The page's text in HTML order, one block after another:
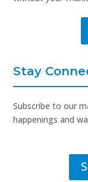
Stay
Subscribe to our
happenings and